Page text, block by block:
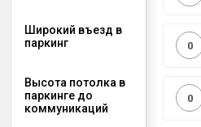
Широкий въезд в
паркинг
0
Высота потолка в
паркинге до
коммуникаций
0